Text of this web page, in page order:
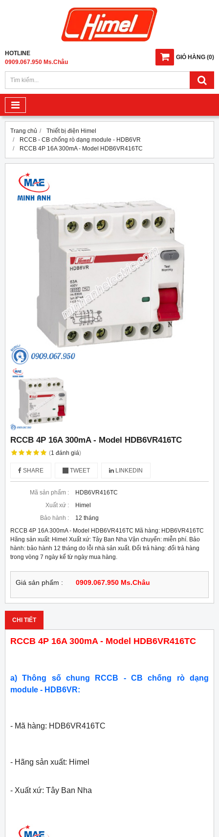
GIỎ HÀNG (0)
HOTLINE
0909.067.950 Ms.Châu
Trang chủ
Thiết bị điện Himel
RCCB - CB chống rò dạng module - HDB6VR
RCCB 4P 16A 300mA - Model HDB6VR416TC
RCCB 4P 16A 300mA - Model HDB6VR416TC
(1 đánh giá)
SHARE TWEET LINKEDIN
Mã sản phẩm :
HDB6VR416TC
Xuất xứ :
Himel
Bảo hành :
12 tháng
RCCB 4P 16A 300mA - Model HDB6VR416TC Mã hàng: HDB6VR416TC
Hãng sản xuất: Himel Xuất xứ: Tây Ban Nha Vận chuyển: miễn phí. Bảo
hành: bảo hành 12 tháng do lỗi nhà sản xuất. Đổi trả hàng: đổi trả hàng
trong vòng 7 ngày kể từ ngày mua hàng.
Giá sản phẩm : 0909.067.950 Ms.Châu
CHI TIẾT
RCCB 4P 16A 300mA - Model HDB6VR416TC
a) Thông số chung RCCB - CB chống rò dạng
module - HDB6VR:
- Mã hàng: HDB6VR416TC
- Hãng sản xuất: Himel
- Xuất xứ: Tây Ban Nha